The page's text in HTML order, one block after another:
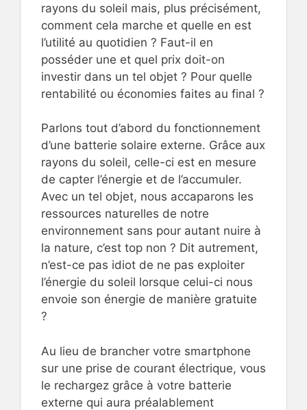
rayons du soleil mais, plus précisément,
comment cela marche et quelle en est
l’utilité au quotidien ? Faut-il en
posséder une et quel prix doit-on
investir dans un tel objet ? Pour quelle
rentabilité ou économies faites au final ?
Parlons tout d’abord du fonctionnement
d’une batterie solaire externe. Grâce aux
rayons du soleil, celle-ci est en mesure
de capter l’énergie et de l’accumuler.
Avec un tel objet, nous accaparons les
ressources naturelles de notre
environnement sans pour autant nuire à
la nature, c’est top non ? Dit autrement,
n’est-ce pas idiot de ne pas exploiter
l’énergie du soleil lorsque celui-ci nous
envoie son énergie de manière gratuite
?
Au lieu de brancher votre smartphone
sur une prise de courant électrique, vous
le rechargez grâce à votre batterie
externe qui aura préalablement